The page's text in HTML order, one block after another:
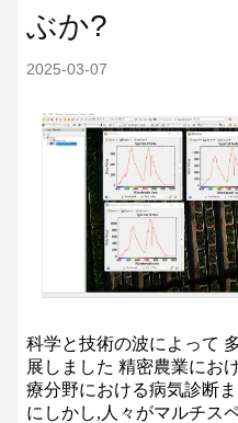
ぶか?
2025-03-07
科学と技術の波によって
展しました 精密農業にお
療分野における病気診断
にしかし,人々がマルチス